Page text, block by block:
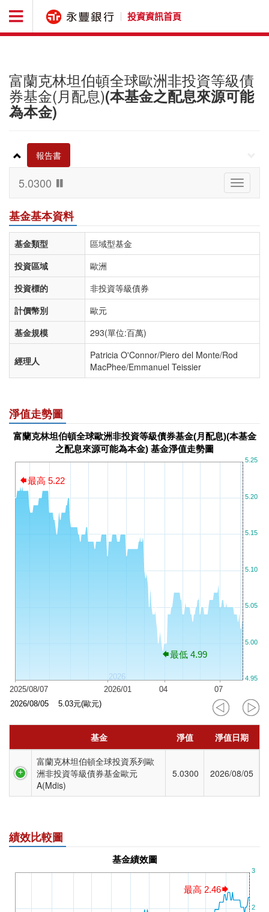
投資資訊首頁